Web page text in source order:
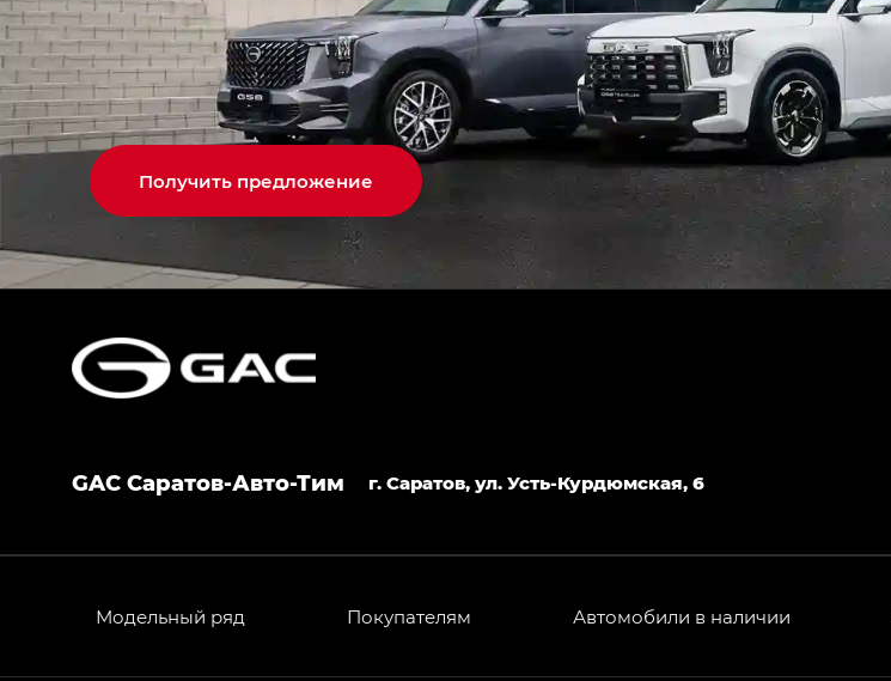
Получить предложение
GAC Саратов-Авто-Тим г. Саратов, ул. Усть-Курдюмская, 6
Модельный ряд Покупателям Автомобили в наличии